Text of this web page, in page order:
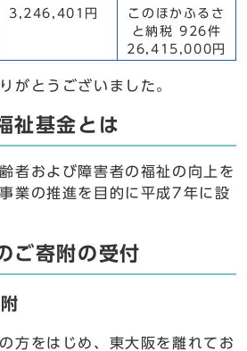
3,246,401円
このほかふるさ
と納税 926件
26,415,000円
がとうございました。
祉基金とは
者および障害者の福祉の向上を
業の推進を目的に平成7年に設
ご寄附の受付
方をはじめ、東大阪を離れてお